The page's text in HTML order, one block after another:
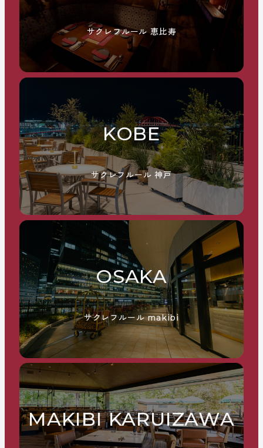
サクレフルール 恵比寿
KOBE
サクレフルール 神戸
OSAKA
サクレフルール makibi
MAKIBI KARUIZAWA